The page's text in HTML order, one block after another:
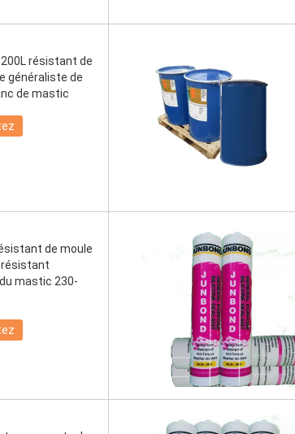
résistant de
généraliste de
de mastic
de moule
résistant
mastic 230-